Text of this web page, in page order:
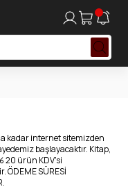
kadar internet sitemizden
başlayacaktır. Kitap,
20 ürün KDV'si
ÖDEME SÜRESİ